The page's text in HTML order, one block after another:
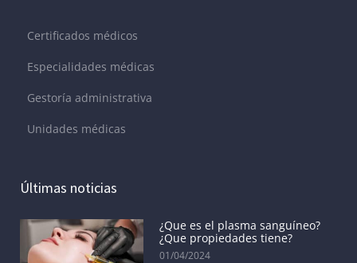
Certificados médicos
Especialidades médicas
Gestoría administrativa
Unidades médicas
Últimas noticias
¿Que es el plasma sanguíneo?
¿Que propiedades tiene?
01/04/2024